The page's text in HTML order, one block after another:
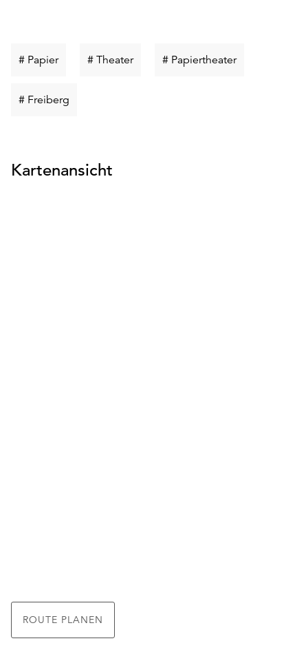
# PapierSchlüsselwort
# TheaterSchlüsselwort
# PapiertheaterSchlüsselwort
# Freiberg
Kartenansicht
ROUTE PLANEN